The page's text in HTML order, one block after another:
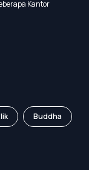
Kantor
Buddha